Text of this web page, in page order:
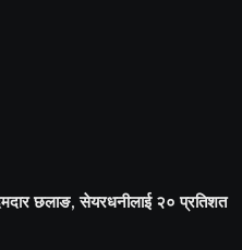
छलाङ, सेयरधनीलाई २० प्रतिशत